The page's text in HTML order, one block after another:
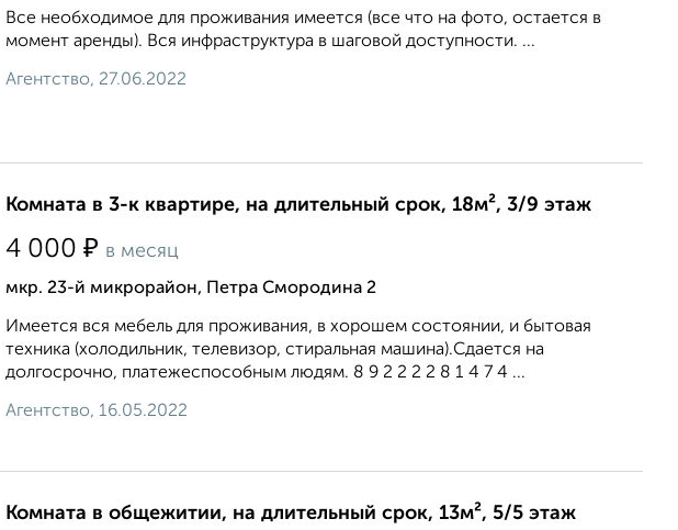
Все необходимое для проживания имеется (все что на фото, остается в
момент аренды). Вся инфраструктура в шаговой доступности. ...
Агентство, 27.06.2022
Комната в 3-к квартире, на длительный срок, 18м², 3/9 этаж
4 000 ₽ в месяц
мкр. 23-й микрорайон, Петра Смородина 2
Имеется вся мебель для проживания, в хорошем состоянии, и бытовая
техника (холодильник, телевизор, стиральная машина).Сдается на
долгосрочно, платежеспособным людям. 8 9 2 2 2 2 8 1 4 7 4 ...
Агентство, 16.05.2022
Комната в общежитии, на длительный срок, 13м², 5/5 этаж